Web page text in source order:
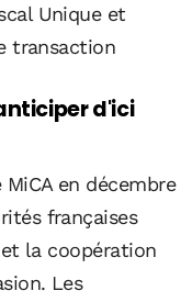
Unique et
transaction
d'ici
en décembre
françaises
la coopération
Les